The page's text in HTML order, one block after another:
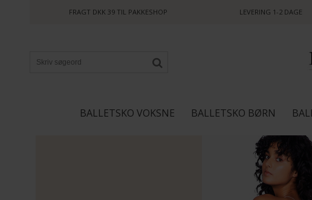
FRAGT DKK 39 TIL PAKKESHOP LEVERING 1-2 DAGE
BALLETSKO VOKSNE BALLETSKO BØRN